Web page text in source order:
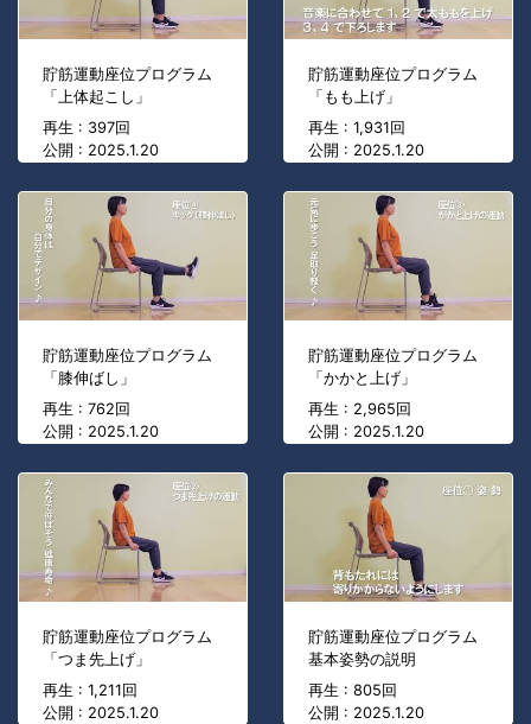
貯筋運動座位プログラム
「上体起こし」
再生 : 397回
公開 : 2025.1.20
貯筋運動座位プログラム
「もも上げ」
再生 : 1,931回
公開 : 2025.1.20
貯筋運動座位プログラム
「膝伸ばし」
再生 : 762回
公開 : 2025.1.20
貯筋運動座位プログラム
「かかと上げ」
再生 : 2,965回
公開 : 2025.1.20
貯筋運動座位プログラム
「つま先上げ」
再生 : 1,211回
公開 : 2025.1.20
貯筋運動座位プログラム
基本姿勢の説明
再生 : 805回
公開 : 2025.1.20